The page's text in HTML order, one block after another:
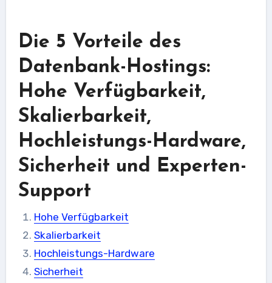
Die 5 Vorteile des
Datenbank-Hostings:
Hohe Verfügbarkeit,
Skalierbarkeit,
Hochleistungs-Hardware,
Sicherheit und Experten-
Support
Hohe Verfügbarkeit
Skalierbarkeit
Hochleistungs-Hardware
Sicherheit